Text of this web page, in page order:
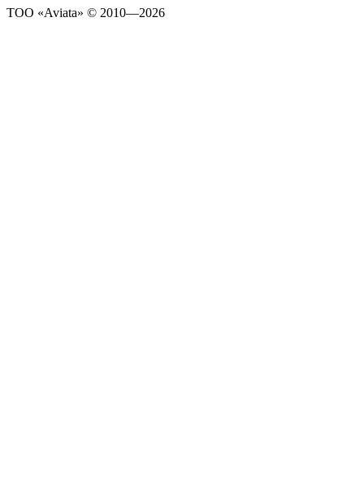
ТОО «Aviata» © 2010—2026